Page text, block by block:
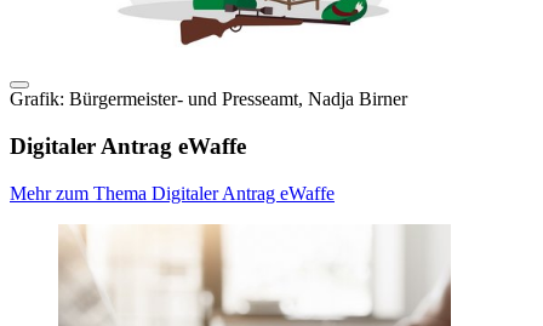
Grafik: Bürgermeister- und Presseamt, Nadja Birner
Digitaler Antrag eWaffe
Mehr zum Thema Digitaler Antrag eWaffe